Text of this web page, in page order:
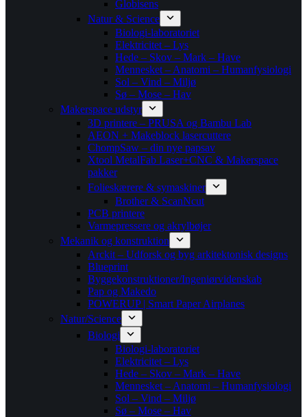
Globisens
Natur & Science
Biologi-laboratoriet
Elektricitet – Lys
Hede – Skov – Mark – Have
Mennesket – Anatomi – Humanfysiologi
Sol – Vind – Miljø
Sø – Mose – Hav
Makerspace udstyr
3D printere – PRUSA og Bambu Lab
AEON + Makeblock lasercuttere
ChompSaw – din nye papsav
Xtool MetalFab Laser+CNC & Makerspace
pakker
Folieskærere & symaskiner
Brother & ScanNcut
PCB printere
Varmepressere og akrylbøjer
Mekanik og konstruktion
Arckit – Udforsk og byg arkitektonisk designs
Blueprint
Byggekonstruktioner/Ingeniørvidenskab
Pap og Makedo
POWERUP | Smart Paper Airplanes
Natur/Science
Biologi
Biologi-laboratoriet
Elektricitet – Lys
Hede – Skov – Mark – Have
Mennesket – Anatomi – Humanfysiologi
Sol – Vind – Miljø
Sø – Mose – Hav